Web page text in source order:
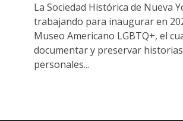
La Sociedad Histórica de Nueva
trabajando para inaugurar en
Museo Americano LGBTQ+, el
documentar y preservar historias
personales...